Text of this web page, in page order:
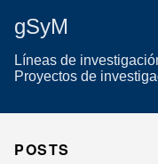
gSyM
Líneas de
Proyectos de
POSTS